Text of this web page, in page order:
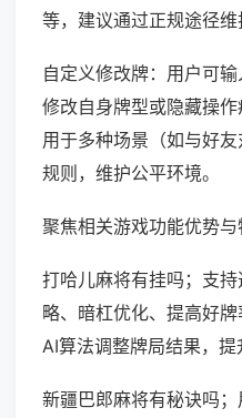
等，建议通过正规途径维
自定义修改牌：用户可输
修改自身牌型或隐藏操
用于多种场景（如与好
规则，维护公平环境。
聚焦相关游戏功能优势与
打哈儿麻将有挂吗；支
略、暗杠优化、提高好
AI算法调整牌局结果，提
新疆巴郎麻将有秘诀吗